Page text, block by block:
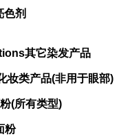
色剂
其它染发产品
妆类产品(非用于眼部)
(所有类型)
粉